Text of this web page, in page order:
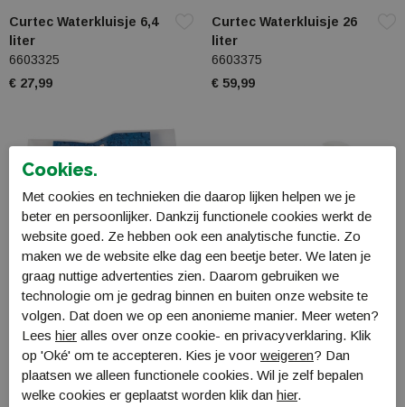
Curtec Waterkluisje 6,4
liter
6603325
€ 27,99
Curtec Waterkluisje 26
liter
6603375
€ 59,99
Reliance Opvouwbare
Jerrycan 20 liter
6603450
Eda Jerrycan 20 liter
met kraan
6603675
Cookies.
Met cookies en technieken die daarop lijken helpen we je
beter en persoonlijker. Dankzij functionele cookies werkt de
website goed. Ze hebben ook een analytische functie. Zo
maken we de website elke dag een beetje beter. We laten je
graag nuttige advertenties zien. Daarom gebruiken we
technologie om je gedrag binnen en buiten onze website te
volgen. Dat doen we op een anonieme manier. Meer weten?
Lees hier alles over onze cookie- en privacyverklaring. Klik
op 'Oké' om te accepteren. Kies je voor weigeren? Dan
plaatsen we alleen functionele cookies. Wil je zelf bepalen
welke cookies er geplaatst worden klik dan hier.